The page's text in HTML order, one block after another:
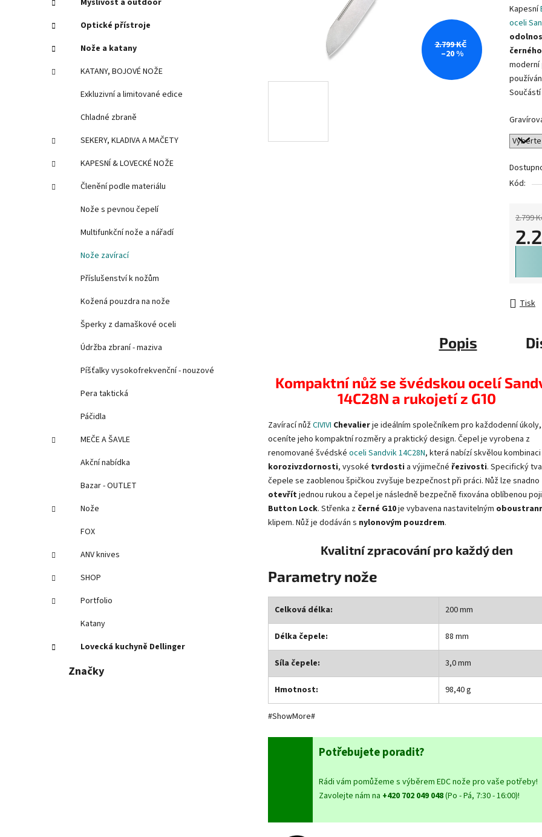
n
í
p
a
n
e
Myslivost a outdoor
Optické přístroje
Nože a katany
KATANY, BOJOVÉ NOŽE
Exkluzivní a limitované edice
Chladné zbraně
SEKERY, KLADIVA A MAČETY
KAPESNÍ & LOVECKÉ NOŽE
Členění podle materiálu
Nože s pevnou čepelí
Multifunkční nože a nářadí
Nože zavírací
Příslušenství k nožům
Kožená pouzdra na nože
Šperky z damaškové oceli
Údržba zbraní - maziva
Píšťalky vysokofrekvenční - nouzové
Pera taktická
Páčidla
MEČE A ŠAVLE
Akční nabídka
Bazar - OUTLET
Nože
FOX
ANV knives
SHOP
Portfolio
Katany
Lovecká kuchyně Dellinger
Značky
Kapesní
oceli
moderní
Kód:
2.799
Tisk
2.799 KČ
–20 %
Popis
Kompaktní nůž se švédskou ocelí
14C28N a rukojetí z G10
Zavírací nůžCIVIVI Chevalierje ideálním společníkem pro každodenní
oceníte jeho kompaktní rozměry a praktický design. Čepel je vyrobena z
renomované švédské oceli Sandvik 14C28N, která nabízí skvělou kombinaci
korozivzdornosti, vysoké tvrdosti a výjimečné řezivosti. Specifický
čepele se zaoblenou špičkou zvyšuje bezpečnost při práci. Nůž lze snadno
otevřítjednou rukou a čepel je následně bezpečně fixována oblíbenou
Button Lock. Střenka z černé G10je vybavena nastavitelným
klipem. Nůž je dodáván s nylonovým pouzdrem.
Kvalitní zpracování pro každý den
Parametry nože
Celková délka: 200 mm
Délka čepele: 88 mm
Síla čepele: 3,0 mm
Hmotnost: 98,40 g
#ShowMore#
Potřebujete poradit?
Rádi vám pomůžeme s výběrem EDC nože pro vaše potřeby!
Zavolejte nám na +420 702 049 048(Po - Pá, 7:30 - 16:00)!